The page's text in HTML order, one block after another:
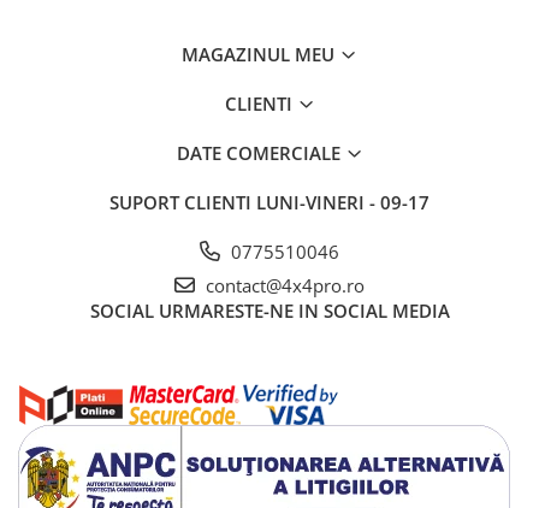
MAGAZINUL MEU
CLIENTI
DATE COMERCIALE
SUPORT CLIENTI LUNI-VINERI - 09-17
0775510046
contact@4x4pro.ro
SOCIAL URMARESTE-NE IN SOCIAL MEDIA